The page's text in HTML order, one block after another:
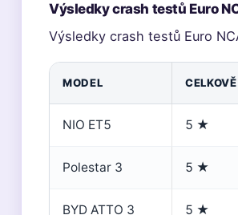
Výsledky crash testů Euro
Výsledky crash testů Euro
MODEL CELKOVĚ
NIO ET5 5 ★
Polestar 3 5 ★
BYD ATTO 3 5 ★